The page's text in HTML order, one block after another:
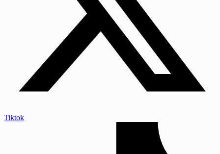
Tiktok